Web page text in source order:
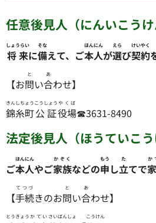
任意後見人（にんいこうけ
将来
しょうらい
に備
そな
えて、ご本人
ほんにん
が選
えら
び契約
けいやく
【お問
と
い合
あ
わせ】
錦糸町
きんしちょう
公証
こうしょう
役場
やくば
☎3631-8490
法定後見人（ほうていこう
ご本人
ほんにん
やご家族
かぞく
などの申
もう
し立
た
てで
か
【手続
てつづ
きのお問
と
い合
あ
わせ】
とうきょう かてい さいばんしょ こうけん